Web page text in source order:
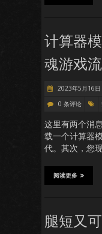
计算器
魂游戏
2023年5月16日
0 条评论
这里有两个消
载一个计算器
代。其次，您
阅读更多
腿短又